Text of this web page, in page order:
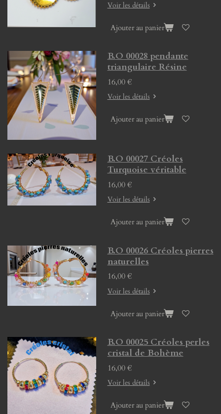
Voir les détails
Ajouter au panier
B.O 00028 pendante
triangulaire Résine
16,00 €
Voir les détails
Ajouter au panier
B.O 00027 Créoles
Turquoise véritable
16,00 €
Voir les détails
Ajouter au panier
B.O 00026 Créoles pierres
naturelles
16,00 €
Voir les détails
Ajouter au panier
B.O 00025 Créoles perles
cristal de Bohème
16,00 €
Voir les détails
Ajouter au panier